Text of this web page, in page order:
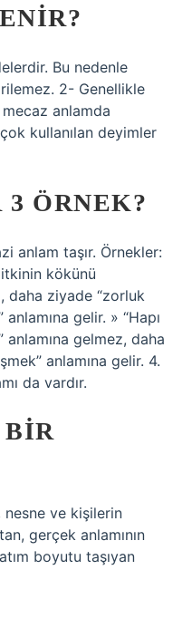
Bu nedenle
2- Genellikle
anlamda
kullanılan deyimler
ÖRNEK?
anlam taşır. Örnekler:
kökünü
daha ziyade “zorluk
anlamına gelir. » “Hapı
gelmez, daha
anlamına gelir. 4.
da vardır.
nesne ve kişilerin
gerçek anlamının
boyutu taşıyan